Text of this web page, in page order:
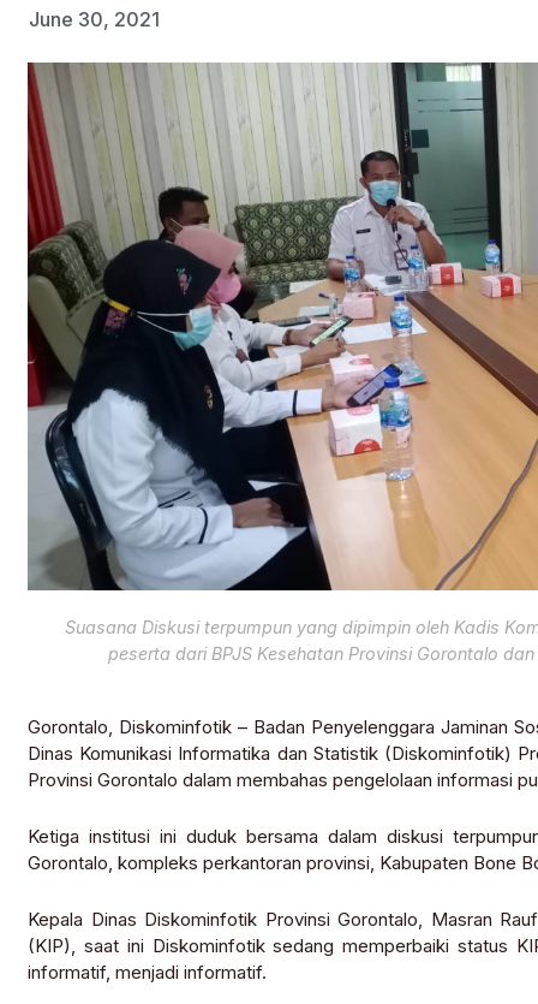
June 30, 2021
Suasana Diskusi terpumpun yang dipimpin oleh Kadis
peserta dari BPJS Kesehatan Provinsi Gorontalo
Gorontalo, Diskominfotik – Badan Penyelenggara Jaminan
Dinas Komunikasi Informatika dan Statistik (Diskominfotik)
Provinsi Gorontalo dalam membahas pengelolaan informasi
Ketiga institusi ini duduk bersama dalam diskusi
Gorontalo, kompleks perkantoran provinsi, Kabupaten Bone
Kepala Dinas Diskominfotik Provinsi Gorontalo, Masran
(KIP), saat ini Diskominfotik sedang memperbaiki status
informatif, menjadi informatif.